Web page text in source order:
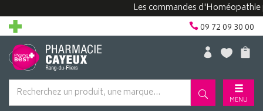
Les commandes d'Homéopathie
09 72 09 30 00
MENU